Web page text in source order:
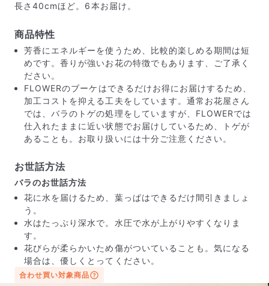
届いたお花に元気がなかったら？
長さ40cmほど。6本お届け。
商品特性
芳香にエネルギーを使うため、比較的楽しめる期間は短
めです。香りが強いお花の特徴でもあります、ご了承く
ださい。
FLOWERのブーケはできるだけお得にお届けするため、
加工コストを抑える工夫をしています。通常お花屋さん
では、バラのトゲの処理をしていますが、FLOWERでは
仕入れたままに近い状態でお届けしているため、トゲが
あることも。お取り扱いには十分ご注意ください。
お世話方法
バラのお世話方法
花に水を届けるため、葉っぱはできるだけ間引きましょ
う。
水はたっぷり深水で。水圧で水が上がりやすくなりま
す。
花びらが柔らかいため傷がついていることも。気になる
場合は、優しくとってください。
合わせ買い対象商品